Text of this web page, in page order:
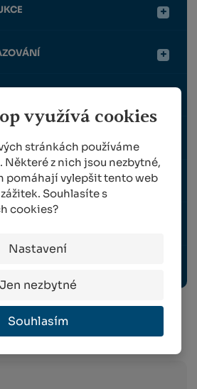
využívá cookies
stránkách používáme
Některé z nich jsou nezbytné,
pomáhají vylepšit tento web
Souhlasíte s
cookies?
Nastavení
Jen nezbytné
Souhlasím